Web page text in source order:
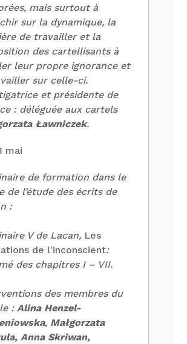
mais surtout à
sur la dynamique, la
de travailler et la
des cartellisants à
leur propre ignorance et
sur celle-ci.
et présidente de
: déléguée aux cartels
Ławniczek.
mai
de formation dans le
de l’étude des écrits de
:
V de Lacan, Les
de l'inconscient:
des chapitres I – VII.
des membres du
: Alina Henzel-
, Małgorzata
Anna Skriwan,